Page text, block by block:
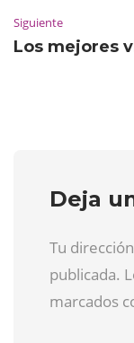
Siguiente
Los mejores
Deja
Tu
publicada.
marcados